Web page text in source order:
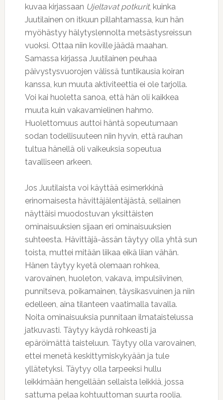
kuvaa kirjassaan Ujeltavat potkurit, kuinka
Juutilainen on itkuun pillahtamassa, kun hän
myöhästyy hälytyslennolta metsästysreissun
vuoksi. Ottaa niin koville jäädä maahan.
Samassa kirjassa Juutilainen peuhaa
päivystysvuorojen välissä tuntikausia koiran
kanssa, kun muuta aktiviteettia ei ole tarjolla.
Voi kai huoletta sanoa, että hän oli kaikkea
muuta kuin vakavamielinen hahmo.
Huolettomuus auttoi häntä sopeutumaan
sodan todellisuuteen niin hyvin, että rauhan
tultua hänellä oli vaikeuksia sopeutua
tavalliseen arkeen.
Jos Juutilaista voi käyttää esimerkkinä
erinomaisesta hävittäjälentäjästä, sellainen
näyttäisi muodostuvan yksittäisten
ominaisuuksien sijaan eri ominaisuuksien
suhteesta. Hävittäjä-ässän täytyy olla yhtä sun
toista, muttei mitään liikaa eikä liian vähän.
Hänen täytyy kyetä olemaan rohkea,
varovainen, huoleton, vakava, impulsiivinen,
punnitseva, poikamainen, täysikasvuinen ja niin
edelleen, aina tilanteen vaatimalla tavalla.
Noita ominaisuuksia punnitaan ilmataistelussa
jatkuvasti. Täytyy käydä rohkeasti ja
epäröimättä taisteluun. Täytyy olla varovainen,
ettei menetä keskittymiskykyään ja tule
yllätetyksi. Täytyy olla tarpeeksi hullu
leikkimään hengellään sellaista leikkiä, jossa
sattuma pelaa kohtuuttoman suurta roolia.